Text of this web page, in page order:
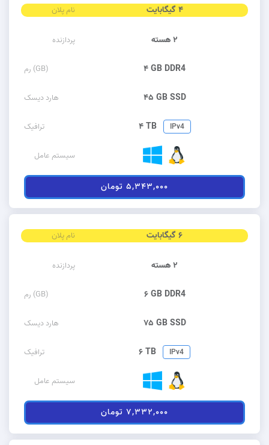
نام پلان ۴ گیگابایت
پردازنده ۲ هسته
رم (GB) ۴ GB DDR4
هارد دیسک ۴۵ GB SSD
ترافیک ۴ TB IPv4
سیستم عامل
۵,۳۴۳,۰۰۰ تومان
نام پلان ۶ گیگابایت
پردازنده ۲ هسته
رم (GB) ۶ GB DDR4
هارد دیسک ۷۵ GB SSD
ترافیک ۶ TB IPv4
سیستم عامل
۷,۳۳۲,۰۰۰ تومان